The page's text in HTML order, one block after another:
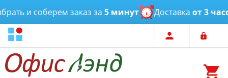
и соберем заказ за5 минут Доставкаот 3 часов